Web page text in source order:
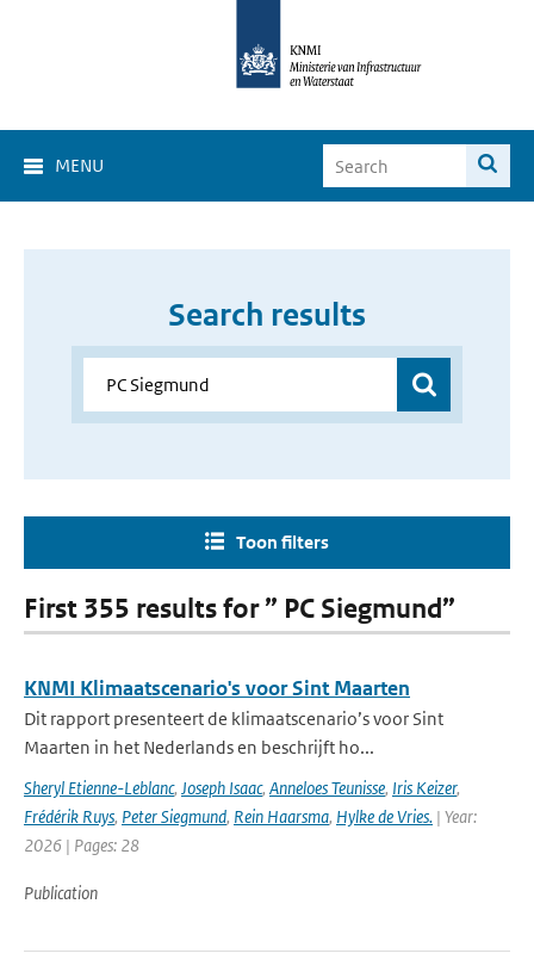
MENU
Search results
Toon filters
First 355 results for ” PC Siegmund”
KNMI Klimaatscenario's voor Sint Maarten
Dit rapport presenteert de klimaatscenario’s voor Sint
Maarten in het Nederlands en beschrijft ho...
Sheryl Etienne-Leblanc, Joseph Isaac, Anneloes Teunisse, Iris Keizer,
Frédérik Ruys, Peter Siegmund, Rein Haarsma, Hylke de Vries. | Year:
2026 | Pages: 28
Publication